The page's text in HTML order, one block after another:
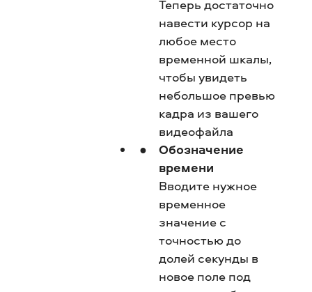
Теперь достаточно
навести курсор на
любое место
временной шкалы,
чтобы увидеть
небольшое превью
кадра из вашего
видеофайла
Обозначение
времени
Вводите нужное
временное
значение с
точностью до
долей секунды в
новое поле под